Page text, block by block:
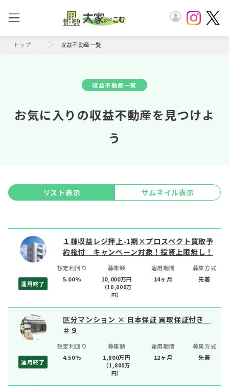
トップページ 収益不動産一覧
収益不動産一覧
お気に入りの収益不動産を見つけよ
う
リスト表示 サムネイル表示
１棟収益レジ押上-1期×プロスペクト買取予
約権付 キャンペーン対象！投資上限無し！
運用終了
想定利回り
5.00%
募集額
10,000万円
（10,000万
円）
運用期間
14ヶ月
募集方式
先着
区分マンション × 日本保証 買取保証付き
＃９
運用終了
想定利回り
4.50%
募集額
1,800万円
（1,800万
円）
運用期間
12ヶ月
募集方式
先着